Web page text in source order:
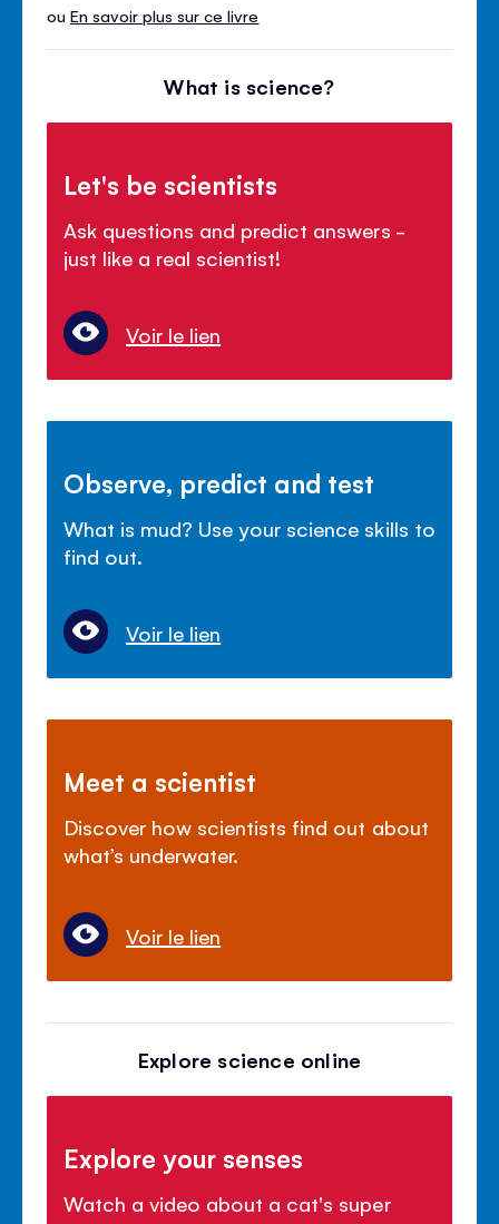
ouEn savoir plus sur ce livre
What is science?
Let's be scientists
Ask questions and predict answers -
just like a real scientist!
Voir le lien
Observe, predict and test
What is mud? Use your science skills to
find out.
Voir le lien
Meet a scientist
Discover how scientists find out about
what’s underwater.
Voir le lien
Explore science online
Explore your senses
Watch a video about a cat's super